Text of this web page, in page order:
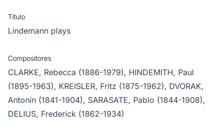
Título
Lindemann plays
Compositores
CLARKE, Rebecca (1886-1979), HINDEMITH, Paul
(1895-1963), KREISLER, Fritz (1875-1962), DVORAK,
Antonín (1841-1904), SARASATE, Pablo (1844-1908),
DELIUS, Frederick (1862-1934)